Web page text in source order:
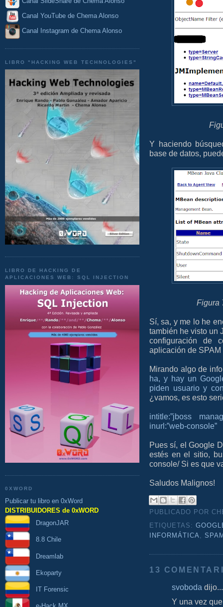
Canal YouTube de Chema Alonso
Canal Instagram de Chema Alonso
LIBRO "HACKING WEB TECHNOLOGIES"
LIBRO DE HACKING DE
APLICACIONES WEB: SQL INJECTION
0XWORD
Publicar tu libro en 0xWord
DISTRIBUIDORES de 0xWORD
DragonJAR
8.8 Chile
Dreamlab
Ekoparty
IT Forensic
Y haciendo
base de datos,
Figura
Sí, sa, y me lo he
también he visto un
configuración de
aplicación de SPAM
Mirando algo de
ha, y hay un
piden usuario y
¿vamos, es esto
intitle:”jboss
inurl:”web-console”
Pues sí, el Google
estés en el sitio,
console/ Si es que
Saludos Malignos!
PUBLICADO POR
ETIQUETAS:
INFORMÁTICA,
13
svoboda dijo...
Y una vez